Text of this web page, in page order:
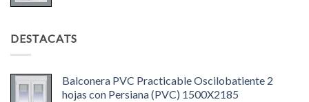
DESTACATS
Balconera PVC Practicable Oscilobatiente 2
hojas con Persiana (PVC) 1500X2185